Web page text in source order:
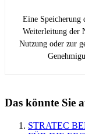
Eine Speicherung
Weiterleitung der
Nutzung oder zur
Das könnte Sie
STRATEC